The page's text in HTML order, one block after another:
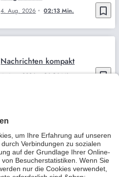
bookmark_border
4. Aug. 2026 02:13 Min.
bookmark_border
4. Aug. 2026 01:21 Min.
Nachrichten kompakt
bookmark_border
3. Aug. 2026 01:53 Min.
Süd Sport vom 3. August